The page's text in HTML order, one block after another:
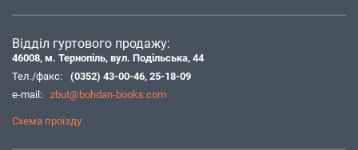
Відділ гуртового продажу:
46008, м. Тернопіль, вул. Подільська, 44
Тел./факс:
(0352) 43-00-46, 25-18-09
e-mail:
zbut@bohdan-books.com
Схема проїзду